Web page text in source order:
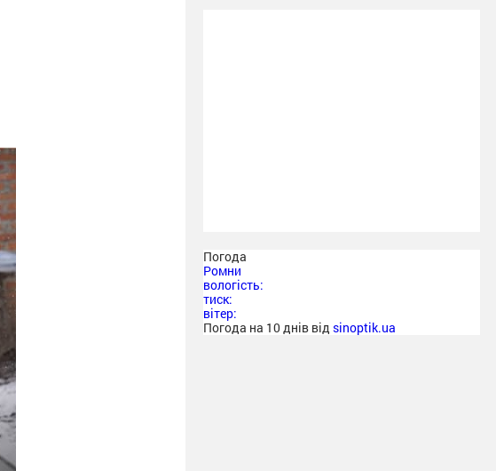
Погода
Ромни
вологість:
тиск:
вітер:
Погода на 10 днів від sinoptik.ua